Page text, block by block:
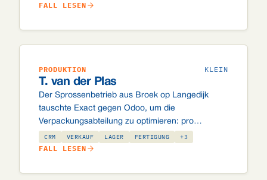
der Fläche.
FALL LESEN
PRODUKTION KLEIN
T. van der Plas
Der Sprossenbetrieb aus Broek op Langedijk
tauschte Exact gegen Odoo, um die
Verpackungsabteilung zu optimieren: pro
Auftragszeile automatisch ein Fertigungsauftrag,
EDI mit Händlern und Pfandverpackung, die
CRM VERKAUF LAGER FERTIGUNG +3
FALL LESEN